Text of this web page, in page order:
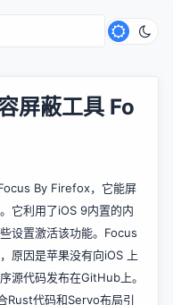
屏蔽工具 Fo
By Firefox，它能屏
它利用了iOS 9内置的内
设置激活该功能。Focus
原因是苹果没有向iOS 上
源代码发布在GitHub上。
Rust代码和Servo布局引